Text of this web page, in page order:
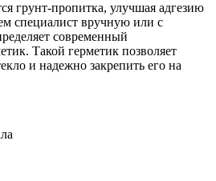
грунт-пропитка, улучшая адгезию
специалист вручную или с
современный
Такой герметик позволяет
и надежно закрепить его на